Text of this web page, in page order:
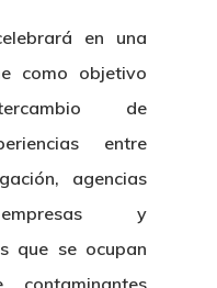
en una
como objetivo
de
entre
agencias
empresas y
que se ocupan